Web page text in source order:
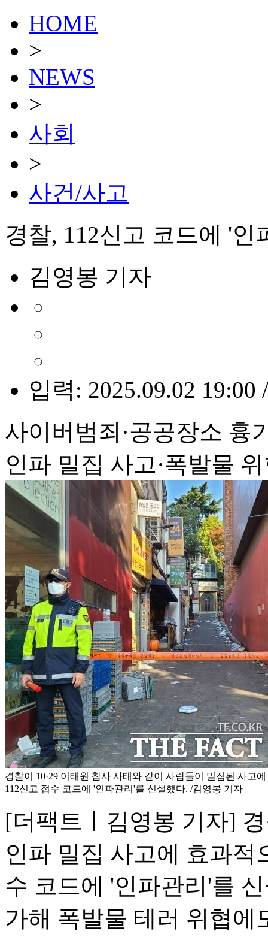
HOME
>
NEWS
>
사회
>
사건/사고
경찰, 112신고 코드에 '
김영봉 기자
입력: 2025.09.02 19:00
사이버범죄·공공장소 흉
인파 밀집 사고·폭발물
경찰이 10·29 이태원 참사 사태와 같이 사람들이 밀집된 사고
112신고 접수 코드에 '인파관리'를 신설했다. /김영봉 기자
[더팩트ㅣ김영봉 기자]
인파 밀집 사고에 효과적
수 코드에 '인파관리'를
가해 폭발물 테러 위협에